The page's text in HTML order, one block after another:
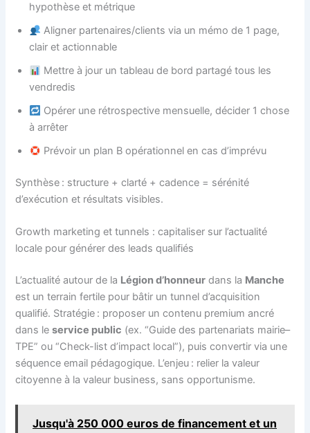
hypothèse et métrique
Aligner partenaires/clients via un mémo de 1 page,
clair et actionnable
Mettre à jour un tableau de bord partagé tous les
vendredis
Opérer une rétrospective mensuelle, décider 1 chose
à arrêter
Prévoir un plan B opérationnel en cas d’imprévu
Synthèse : structure + clarté + cadence = sérénité
d’exécution et résultats visibles.
Growth marketing et tunnels : capitaliser sur l’actualité
locale pour générer des leads qualifiés
L’actualité autour de la Légion d’honneur dans la Manche
est un terrain fertile pour bâtir un tunnel d’acquisition
qualifié. Stratégie : proposer un contenu premium ancré
dans leservice public (ex. “Guide des partenariats mairie–
TPE” ou “Check-list d’impact local”), puis convertir via une
séquence email pédagogique. L’enjeu : relier la valeur
citoyenne à la valeur business, sans opportunisme.
Jusqu'à 250 000 euros de financement et un